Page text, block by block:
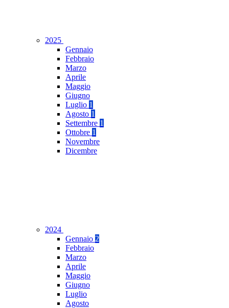
2025
Gennaio
Febbraio
Marzo
Aprile
Maggio
Giugno
Luglio 1
Agosto 1
Settembre 1
Ottobre 1
Novembre
Dicembre
2024
Gennaio 2
Febbraio
Marzo
Aprile
Maggio
Giugno
Luglio
Agosto